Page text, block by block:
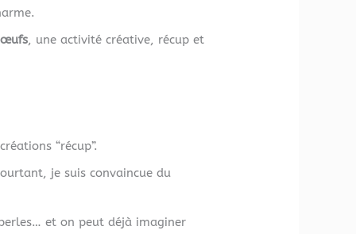
œufs, une activité créative, récup et
“récup”.
je suis convaincue du
et on peut déjà imaginer